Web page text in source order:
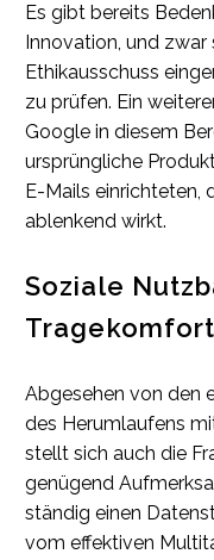
Es gibt bereits
Innovation, und zwar
Ethikausschuss
zu prüfen. Ein
Google in diesem
ursprüngliche
E-Mails einrichteten,
ablenkend wirkt.
Soziale
Tragekomfort
Abgesehen von den
des Herumlaufens
stellt sich auch die
genügend
ständig einen
vom effektiven